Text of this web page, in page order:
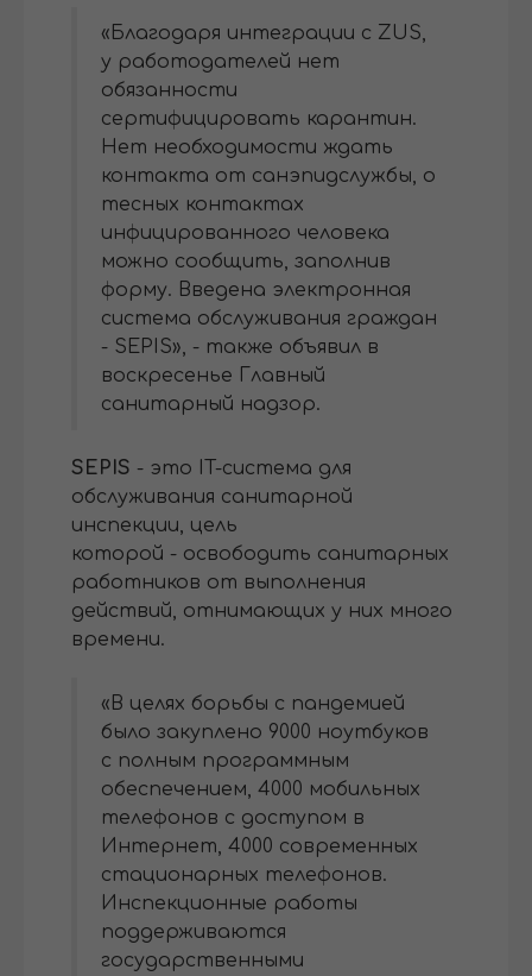
«Благодаря интеграции с ZUS,
у работодателей нет
обязанности
сертифицировать карантин.
Нет необходимости ждать
контакта от санэпидслужбы, о
тесных контактах
инфицированного человека
можно сообщить, заполнив
форму. Введена электронная
система обслуживания граждан
- SEPIS», - также объявил в
воскресенье Главный
санитарный надзор.
SEPIS - это IT-система для
обслуживания санитарной
инспекции, цель
которой - освободить санитарных
работников от выполнения
действий, отнимающих у них много
времени.
«В целях борьбы с пандемией
было закуплено 9000 ноутбуков
с полным программным
обеспечением, 4000 мобильных
телефонов с доступом в
Интернет, 4000 современных
стационарных телефонов.
Инспекционные работы
поддерживаются
государственными